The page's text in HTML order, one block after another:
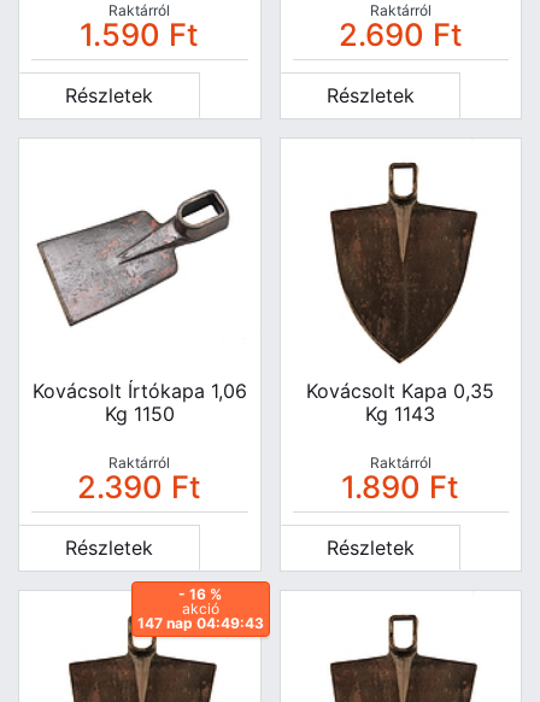
Raktárról
1.590 Ft
Részletek
Raktárról
2.690 Ft
Részletek
Kovácsolt Írtókapa 1,06
Kg 1150
Raktárról
2.390 Ft
Részletek
Kovácsolt Kapa 0,35
Kg 1143
Raktárról
1.890 Ft
Részletek
- 16 %
akció
147 nap 04:49:42